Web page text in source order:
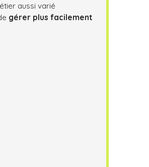
aussi varié
gérer plus facilement